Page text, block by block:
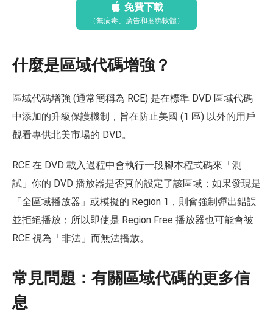
免費下載
（無病毒、廣告和捆綁軟體）
什麼是區域代碼增強？
區域代碼增強 (通常簡稱為 RCE) 是在標準 DVD 區域代碼
中添加的升級保護機制，旨在防止美國 (1 區) 以外的用戶
觀看專供北美市場的 DVD。
RCE 在 DVD 載入過程中會執行一段腳本程式碼來「測
試」你的 DVD 播放器是否真的設定了該區域；如果發現是
「全區域播放器」或模擬的 Region 1，則會強制彈出錯誤
並拒絕播放；所以即使是 Region Free 播放器也可能會被
RCE 視為「非法」而無法播放。
常見問題：有關區域代碼的更多信
息